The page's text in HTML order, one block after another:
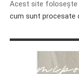
Acest site folosește
cum sunt procesate